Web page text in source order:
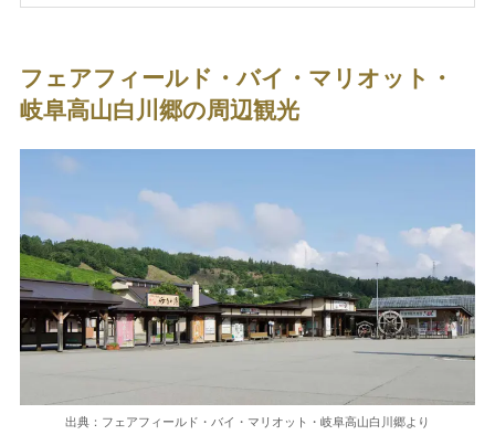
フェアフィールド・バイ・マリオット・
岐阜高山白川郷の周辺観光
出典：フェアフィールド・バイ・マリオット・岐阜高山白川郷より